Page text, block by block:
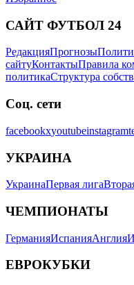
САЙТ ФУТБОЛ 24
РедакцияПрогнозы
сайтуКонтактыПравила
политикаСтруктура
Соц. сети
facebookxyoutubeinstagram
УКРАИНА
УкраинаПервая лига
ЧЕМПИОНАТЫ
ГерманияИспанияАнглия
ЕВРОКУБКИ